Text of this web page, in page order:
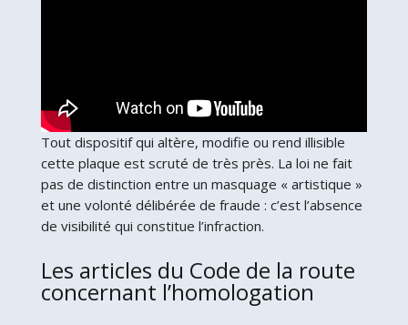
Tout dispositif qui altère, modifie ou rend illisible
cette plaque est scruté de très près. La loi ne fait
pas de distinction entre un masquage « artistique »
et une volonté délibérée de fraude : c’est l’absence
de visibilité qui constitue l’infraction.
Les articles du Code de la route
concernant l’homologation